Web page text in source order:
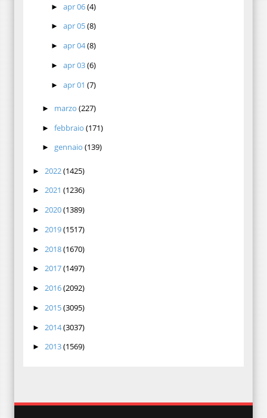
►apr 06(4)
►apr 05(8)
►apr 04(8)
►apr 03(6)
►apr 01(7)
► marzo (227)
► febbraio (171)
► gennaio (139)
► 2022(1425)
► 2021 (1236)
► 2020(1389)
► 2019(1517)
► 2018(1670)
► 2017(1497)
► 2016(2092)
► 2015(3095)
► 2014(3037)
► 2013(1569)